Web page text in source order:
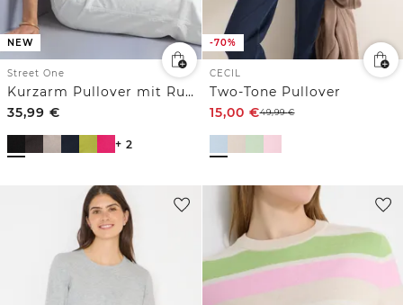
NEW
Street One
Kurzarm Pullover mit Rundhals in Unifarbe
35,99 €
+ 2
-70%
CECIL
Two-Tone Pullover
15,00 €49,99€